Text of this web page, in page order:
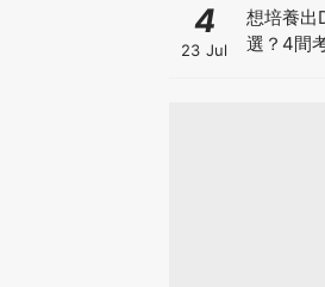
4
23 Jul
想培養出
選？4間